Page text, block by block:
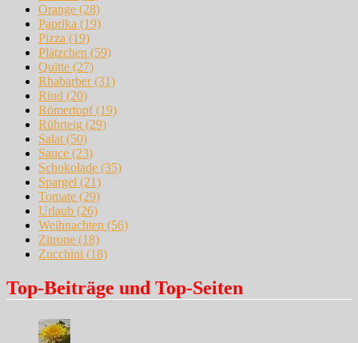
Orange (28)
Paprika (19)
Pizza (19)
Plätzchen (59)
Quitte (27)
Rhabarber(31)
Rind (20)
Römertopf(19)
Rührteig (29)
Salat (50)
Sauce (23)
Schokolade (35)
Spargel (21)
Tomate (29)
Urlaub (26)
Weihnachten (56)
Zitrone (18)
Zucchini (18)
Top-Beiträge und Top-Seiten